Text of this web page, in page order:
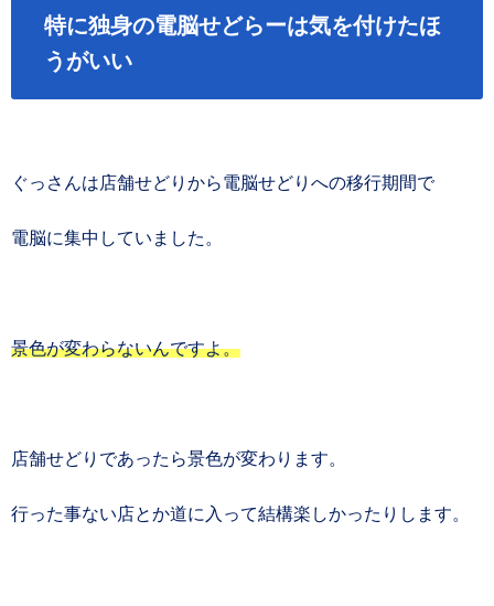
特に独身の電脳せどらーは気を付けたほ
うがいい
ぐっさんは店舗せどりから電脳せどりへの移行期間で
電脳に集中していました。
景色が変わらないんですよ。
店舗せどりであったら景色が変わります。
行った事ない店とか道に入って結構楽しかったりします。